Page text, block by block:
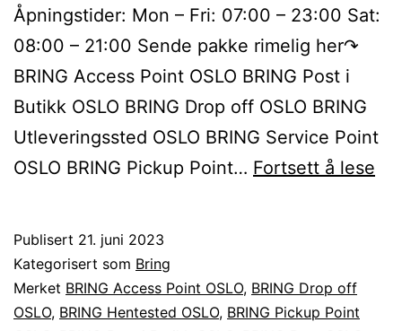
Åpningstider: Mon – Fri: 07:00 – 23:00 Sat:
08:00 – 21:00 Sende pakke rimelig her↷
BRING Access Point OSLO BRING Post i
Butikk OSLO BRING Drop off OSLO BRING
Utleveringssted OSLO BRING Service Point
OSLO BRING Pickup Point… Fortsett å lese
Publisert 21. juni 2023
Kategorisert som Bring
Merket BRING Access Point OSLO, BRING Drop off
OSLO, BRING Hentested OSLO, BRING Pickup Point